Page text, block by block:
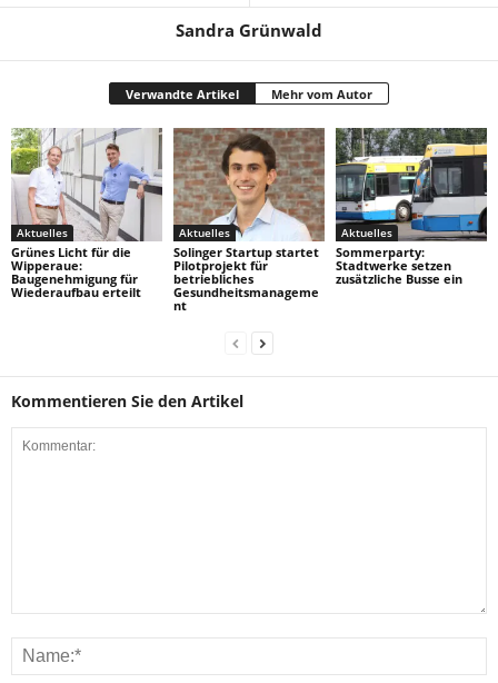
Sandra Grünwald
Verwandte Artikel Mehr vom Autor
Aktuelles
Grünes Licht für die
Wipperaue:
Baugenehmigung für
Wiederaufbau erteilt
Aktuelles
Solinger Startup startet
Pilotprojekt für
betriebliches
Gesundheitsmanageme
nt
Aktuelles
Sommerparty:
Stadtwerke setzen
zusätzliche Busse ein
Kommentieren Sie den Artikel